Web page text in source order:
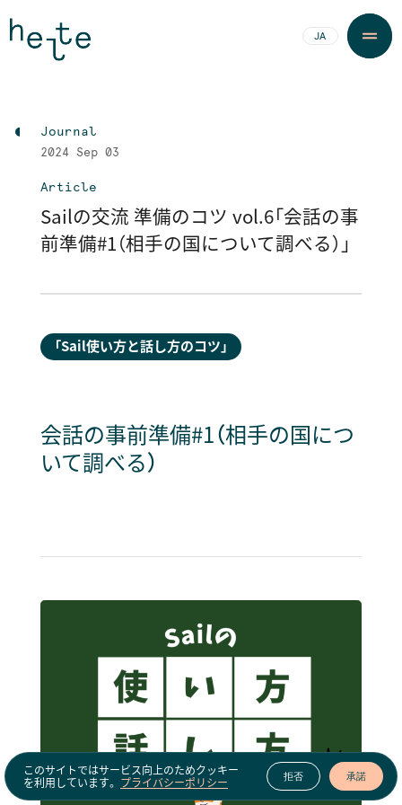
JA
Journal
2024 Sep 03
Article
Sailの交流 準備のコツ vol.6「会話の事
前準備#1（相手の国について調べる）」
「Sail使い方と話し方のコツ」
会話の事前準備#1（相手の国につ
いて調べる）
このサイトではサービス向上のためクッキー
を利用しています。 プライバシーポリシー 拒否 承諾